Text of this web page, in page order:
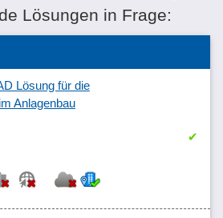
Lösungen in Frage:
Lösung für die
Anlagenbau
✔